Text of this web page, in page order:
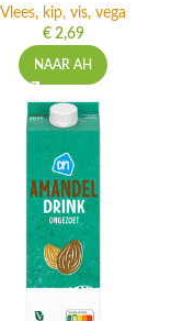
Vlees, kip, vis, vega
€2,69
NAAR AH